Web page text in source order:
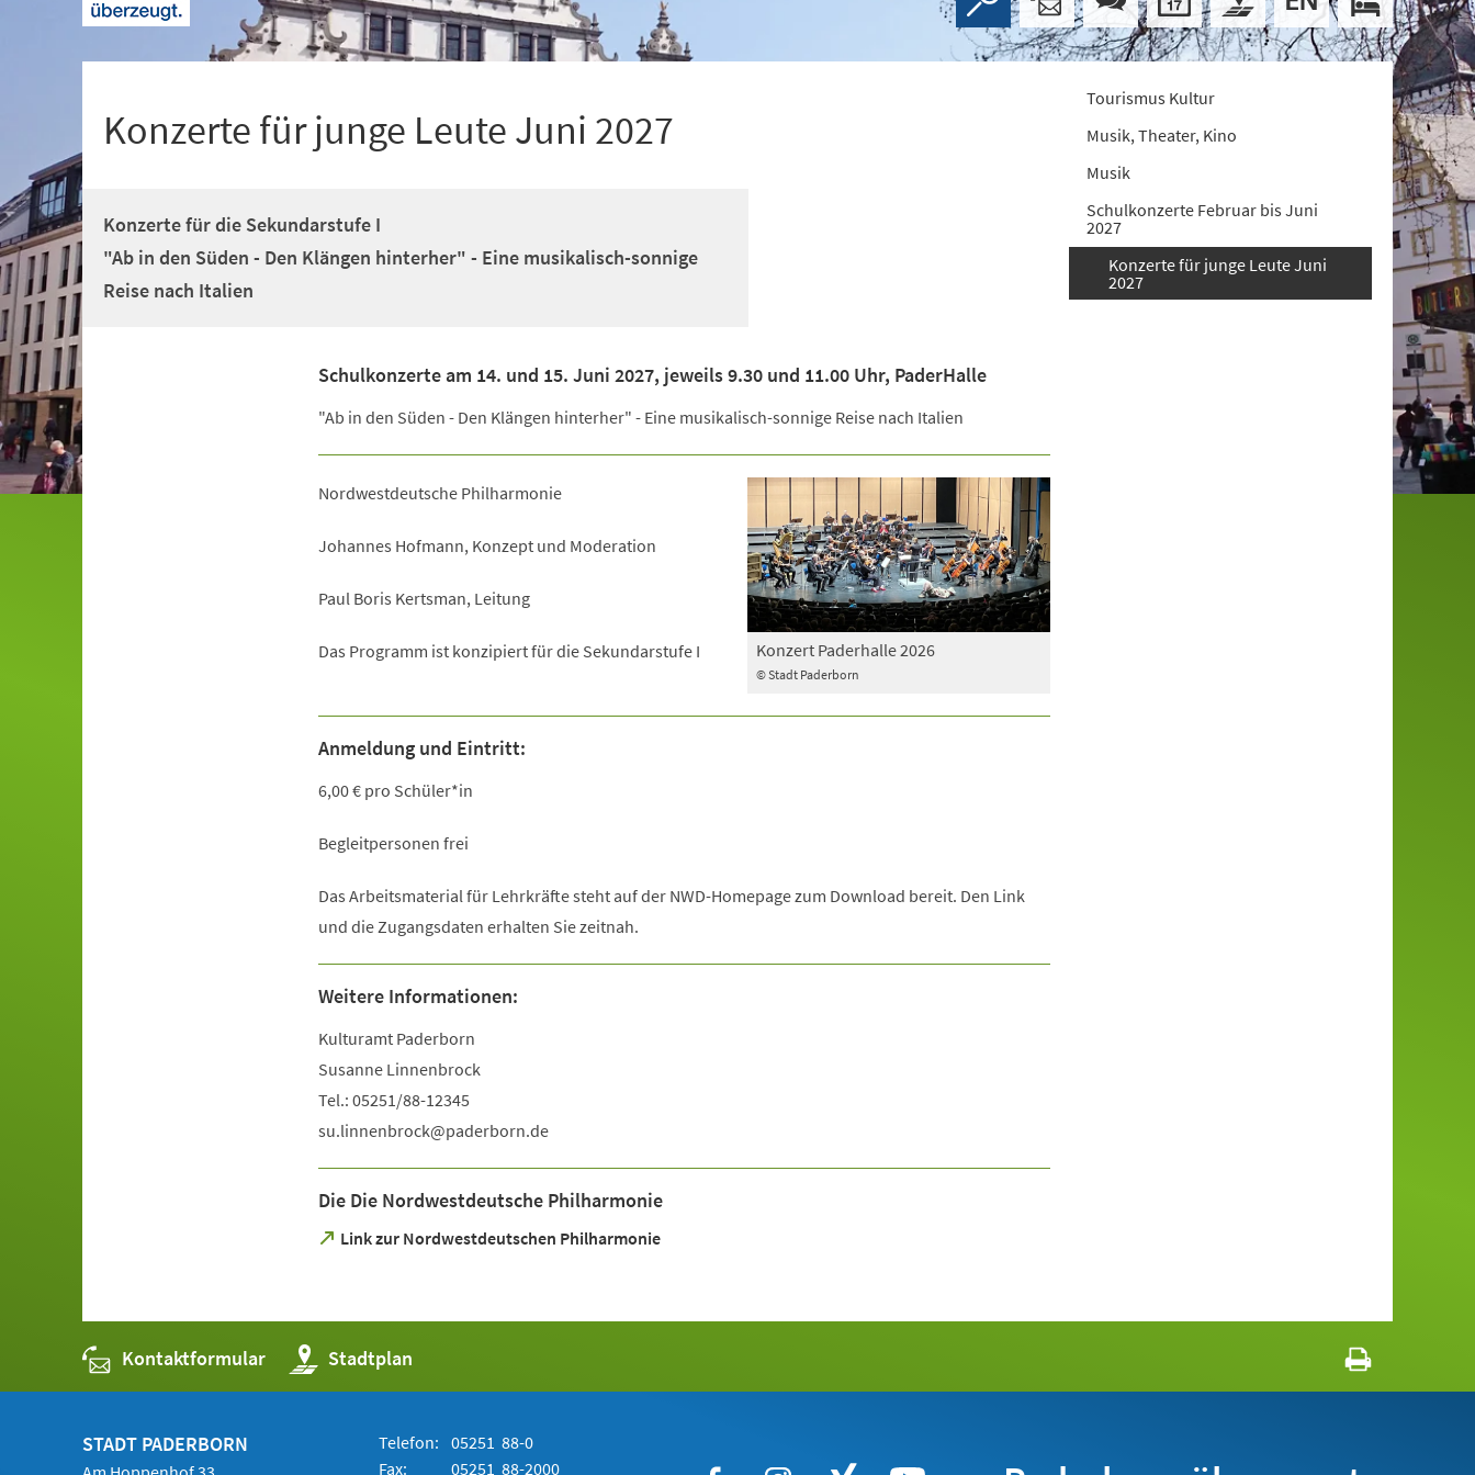
Konzerte für junge Leute Juni 2027
Konzerte für die Sekundarstufe I
"Ab in den Süden - Den Klängen hinterher" - Eine musikalisch-sonnige
Reise nach Italien
Schulkonzerte am 14. und 15. Juni 2027, jeweils 9.30 und 11.00 Uhr, PaderHalle
"Ab in den Süden - Den Klängen hinterher" - Eine musikalisch-sonnige Reise nach Italien
© Stadt Paderborn
Konzert Paderhalle 2026
Nordwestdeutsche Philharmonie
Johannes Hofmann, Konzept und Moderation
Paul Boris Kertsman, Leitung
Das Programm ist konzipiert für die Sekundarstufe I
Anmeldung und Eintritt:
6,00 € pro Schüler*in
Begleitpersonen frei
Das Arbeitsmaterial für Lehrkräfte steht auf der NWD-Homepage zum Download bereit. Den Link
und die Zugangsdaten erhalten Sie zeitnah.
Weitere Informationen:
Kulturamt Paderborn
Susanne Linnenbrock
Tel.: 05251/88-12345
su.linnenbrock
paderborn de
Die Die Nordwestdeutsche Philharmonie
Link zur Nordwestdeutschen Philharmonie
(Öffnet
Tab)
Tourismus Kultur
Musik, Theater, Kino
Musik
Schulkonzerte Februar bis Juni
2027
Konzerte für junge Leute Juni
2027
Kontaktformular Stadtplan
(Öffnet
in
einem
STADT PADERBORN Telefon: 05251 88-0
Fax:
05251 88-2000